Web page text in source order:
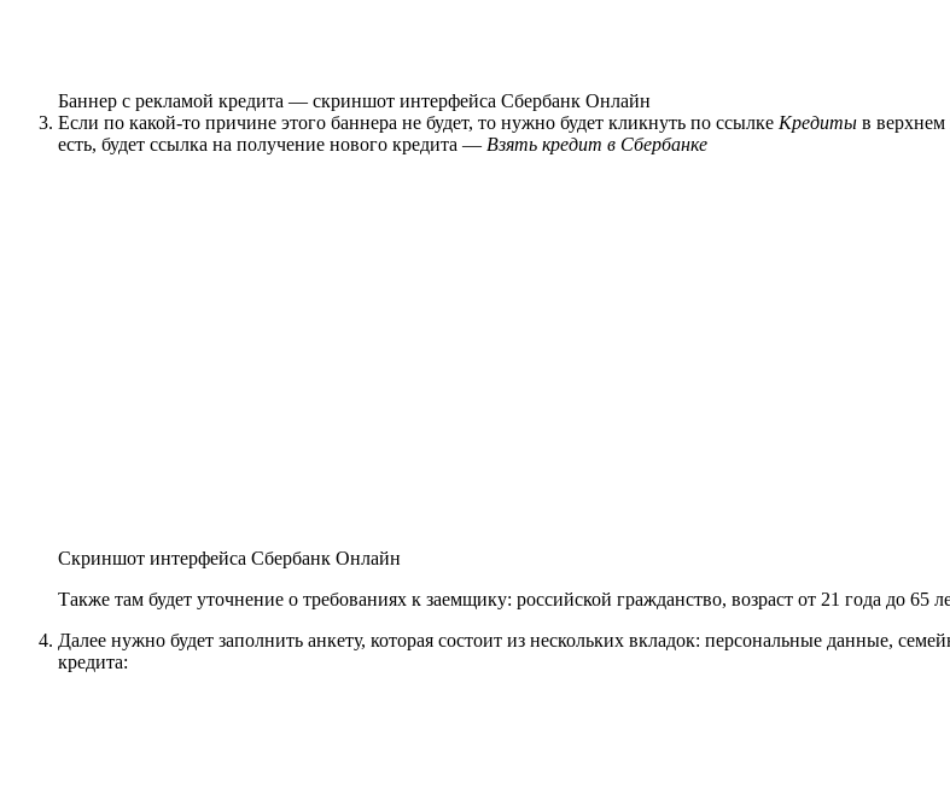
Баннер с рекламой кредита — скриншот интерфейса Сбербанк Онлайн
Если по какой-то причине этого баннера не будет, то нужно будет кликнуть по ссылке Кредиты в
есть, будет ссылка на получение нового кредита — Взять кредит в Сбербанке
Скриншот интерфейса Сбербанк Онлайн
Также там будет уточнение о требованиях к заемщику: российской гражданство, возраст от 21 года до 65
Далее нужно будет заполнить анкету, которая состоит из нескольких вкладок: персональные данные,
кредита: